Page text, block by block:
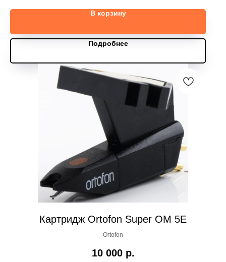
В корзину
Подробнее
Картридж Ortofon Super OM 5E
Ortofon
10 000 р.